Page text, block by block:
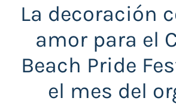
La decoración
amor para el
Beach Pride
el mes del